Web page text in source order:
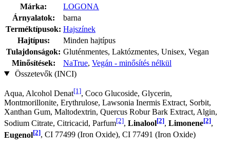
Márka:
LOGONA
Árnyalatok:
barna
Terméktípusok: Hajszínek
Hajtípus:
Minden hajtípus
Tulajdonságok: Gluténmentes, Laktózmentes, Unisex, Vegan
Minősítések:
NaTrue, Vegán - minősítés nélkül
Összetevők (INCI)
Aqua, Alcohol Denat[1], Coco Glucoside, Glycerin,
Montmorillonite, Erythrulose, Lawsonia Inermis Extract, Sorbit,
Xanthan Gum, Maltodextrin, Quercus Robur Bark Extract, Algin,
Sodium Citrate, Citricacid, Parfum[2], Linalool[2], Limonene[2],
Eugenol[2], CI 77499 (Iron Oxide), CI 77491 (Iron Oxide)